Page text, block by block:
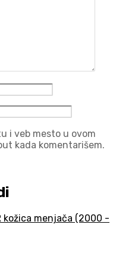
i veb mesto u ovom
kada komentarišem.